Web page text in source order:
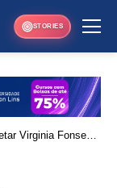
STORIES
Virginia Fonseca